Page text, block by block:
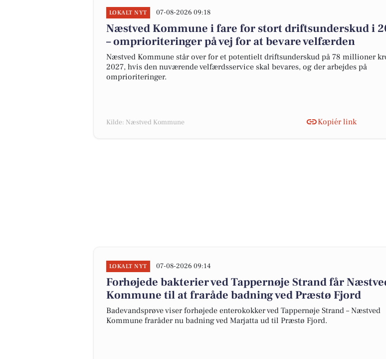
LOKALT NYT 07-08-2026 09:18
Næstved Kommune i fare for stort driftsunderskud i
– omprioriteringer på vej for at bevare velfærden
Næstved Kommune står over for et potentielt driftsunderskud på 78 millioner
2027, hvis den nuværende velfærdsservice skal bevares, og der arbejdes på
omprioriteringer.
Kilde: Næstved Kommune Kopiér link
LOKALT NYT 07-08-2026 09:14
Forhøjede bakterier ved Tappernøje Strand får
Kommune til at fraråde badning ved Præstø Fjord
Badevandsprøve viser forhøjede enterokokker ved Tappernøje Strand – Næstved
Kommune fraråder nu badning ved Marjatta ud til Præstø Fjord.